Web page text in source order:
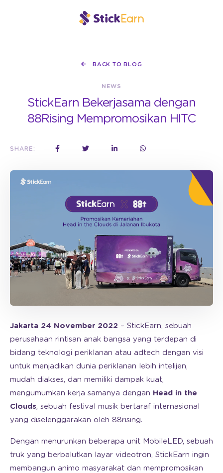
BACK TO BLOG
NEWS
StickEarn Bekerjasama dengan
88Rising Mempromosikan HITC
SHARE:
Jakarta 24 November 2022 – StickEarn, sebuah
perusahaan rintisan anak bangsa yang terdepan di
bidang teknologi periklanan atau adtech dengan visi
untuk menjadikan dunia periklanan lebih intelijen,
mudah diakses, dan memiliki dampak kuat,
mengumumkan kerja samanya dengan Head in the
Clouds, sebuah festival musik bertaraf internasional
yang diselenggarakan oleh 88rising.
Dengan menurunkan beberapa unit MobileLED, sebuah
truk yang berbalutkan layar videotron, StickEarn ingin
membangun animo masyarakat dan mempromosikan